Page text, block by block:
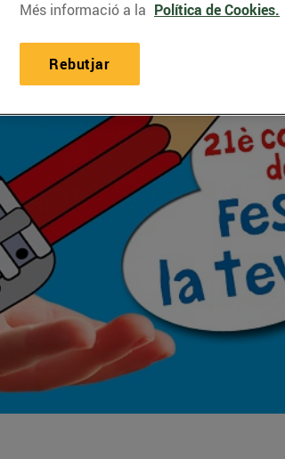
Més informació a la Política de Cookies.
Rebutjar